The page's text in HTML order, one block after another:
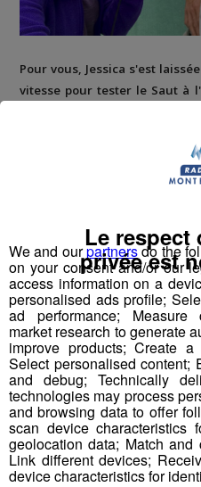
Pour vous, Jessica s'est
vitesse pour tester le Saut à
We and ourpartnersdo the
on your consent and/or our
access information on a
personalised ads profile;
ad performance; Measure
market research to generate
improve products; Create
Select personalised content;
and debug; Technically
technologies may process
and browsing data to offer
scan device characteristics
geolocation data; Match
Link different devices;
device characteristics for
Le respect
privée est